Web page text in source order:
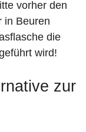
vorher den
in Beuren
die
wird!
zur